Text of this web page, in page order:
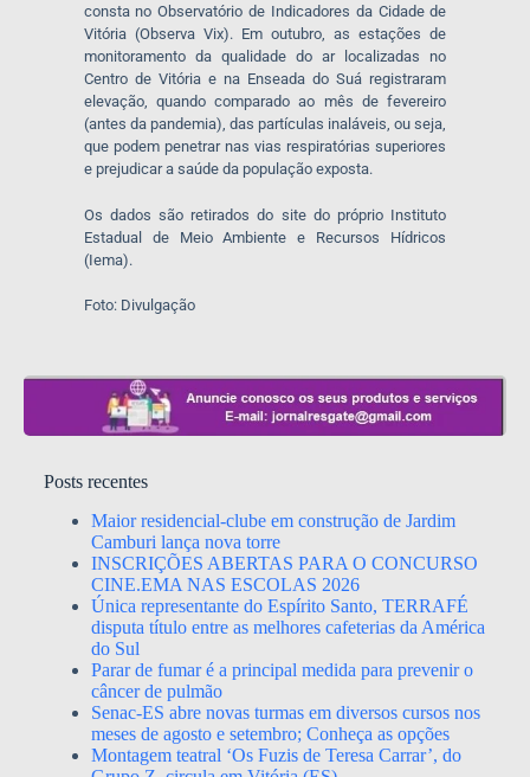
consta no Observatório de Indicadores da Cidade de
Vitória (Observa Vix). Em outubro, as estações de
monitoramento da qualidade do ar localizadas no
Centro de Vitória e na Enseada do Suá registraram
elevação, quando comparado ao mês de fevereiro
(antes da pandemia), das partículas inaláveis, ou seja,
que podem penetrar nas vias respiratórias superiores
e prejudicar a saúde da população exposta.
Os dados são retirados do site do próprio Instituto
Estadual de Meio Ambiente e Recursos Hídricos
(Iema).
Foto: Divulgação
Posts recentes
Maior residencial-clube em construção de Jardim
Camburi lança nova torre
INSCRIÇÕES ABERTAS PARA O CONCURSO
CINE.EMA NAS ESCOLAS 2026
Única representante do Espírito Santo, TERRAFÉ
disputa título entre as melhores cafeterias da América
do Sul
Parar de fumar é a principal medida para prevenir o
câncer de pulmão
Senac-ES abre novas turmas em diversos cursos nos
meses de agosto e setembro; Conheça as opções
Montagem teatral ‘Os Fuzis de Teresa Carrar’, do